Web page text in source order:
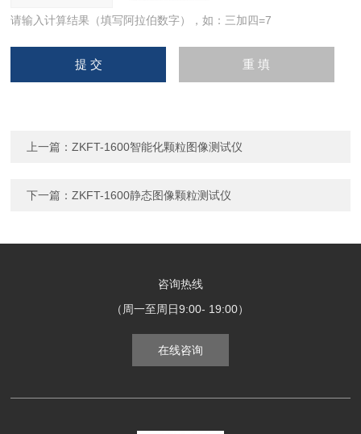
请输入计算结果（填写阿拉伯数字），如：三加四=7
上一篇：ZKFT-1600智能化颗粒图像测试仪
下一篇：ZKFT-1600静态图像颗粒测试仪
咨询热线
（周一至周日9:00- 19:00）
在线咨询